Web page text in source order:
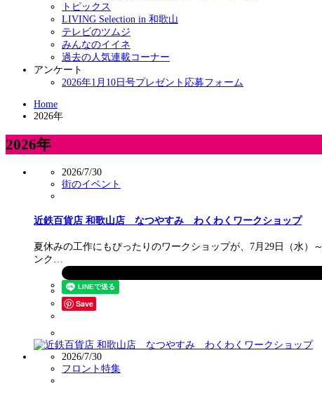
トピックス
LIVING Selection in 和歌山
テレビのツムジ
みんなのイイネ
過去の人気連載コーナー
アンケート
2026年1月10日号プレゼント応募フォーム
Home
2026年
2026年
2026/7/30
街のイベント
近鉄百貨店 和歌山店 なつやすみ わくわくワークショップ
夏休みの工作にもぴったりのワークショップが、7月29日（水
ンク…
Save
2026/7/30
フロント特集